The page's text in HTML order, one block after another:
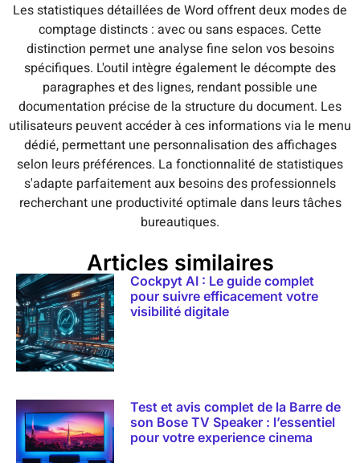
Articles similaires
Cockpyt AI : Le guide complet
pour suivre efficacement votre
visibilité digitale
Test et avis complet de la Barre de
son Bose TV Speaker : l’essentiel
pour votre experience cinema
Les statistiques détaillées de Word offrent deux modes de
comptage distincts : avec ou sans espaces. Cette
distinction permet une analyse fine selon vos besoins
spécifiques. L'outil intègre également le décompte des
paragraphes et des lignes, rendant possible une
documentation précise de la structure du document. Les
utilisateurs peuvent accéder à ces informations via le menu
dédié, permettant une personnalisation des affichages
selon leurs préférences. La fonctionnalité de statistiques
s'adapte parfaitement aux besoins des professionnels
recherchant une productivité optimale dans leurs tâches
bureautiques.